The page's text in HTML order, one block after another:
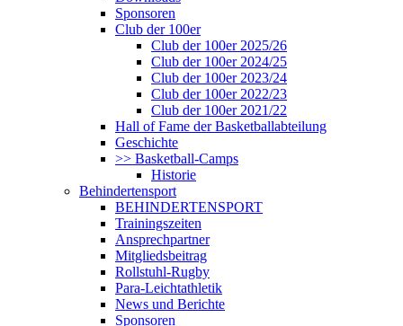
Sponsoren
Club der 100er
Club der 100er 2025/26
Club der 100er 2024/25
Club der 100er 2023/24
Club der 100er 2022/23
Club der 100er 2021/22
Hall of Fame der Basketballabteilung
Geschichte
>> Basketball-Camps
Historie
Behindertensport
BEHINDERTENSPORT
Trainingszeiten
Ansprechpartner
Mitgliedsbeitrag
Rollstuhl-Rugby
Para-Leichtathletik
News und Berichte
Sponsoren